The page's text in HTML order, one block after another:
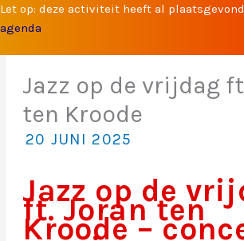
Let op: deze activiteit heeft al
agenda
Jazz op de vrijdag
ten Kroode
20 JUNI 2025
Jazz op de
ft. Joran ten
Kroode –